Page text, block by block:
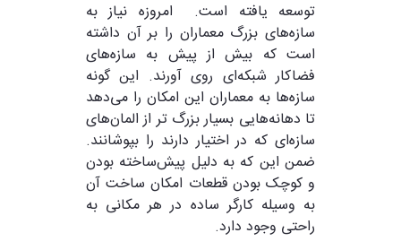
توسعه یافته است. امروزه نیاز به
سازه‌های بزرگ معماران را بر آن داشته
است که بیش از پیش به سازه‌های
فضاکار شبکه‌ای روی آورند. این گونه
سازه‌ها به معماران این امکان را می‌دهد
تا دهانه‌هایی بسیار بزرگ‌ تر از المان‌های
سازه‌ای که در اختیار دارند را بپوشانند.
ضمن این که به دلیل پیش‌ساخته بودن
و کوچک بودن قطعات امکان ساخت آن
به وسیله کارگر ساده در هر مکانی به
راحتی وجود دارد.